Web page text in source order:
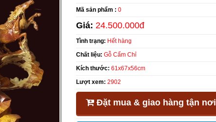
Mã sản phẩm : 0
Giá: 24.500.000đ
Tình trạng: Hết hàng
Chất liệu: Gỗ Cẩm Chỉ
Kích thước: 61x67x56cm
Lượt xem: 2902
Đặt mua & giao hàng tận nơi